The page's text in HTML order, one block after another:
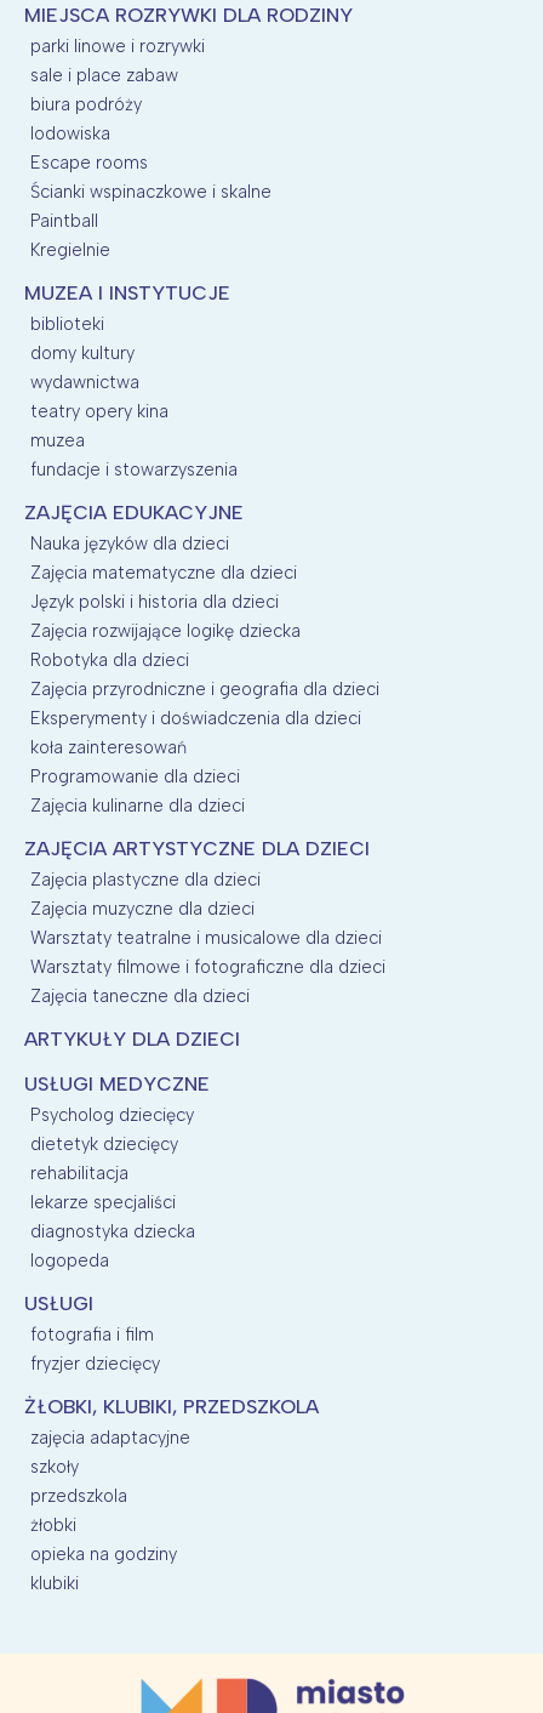
MIEJSCA ROZRYWKI DLA RODZINY
parki linowe i rozrywki
sale i place zabaw
biura podróży
lodowiska
Escape rooms
Ścianki wspinaczkowe i skalne
Paintball
Kregielnie
MUZEA I INSTYTUCJE
biblioteki
domy kultury
wydawnictwa
teatry opery kina
muzea
fundacje i stowarzyszenia
ZAJĘCIA EDUKACYJNE
Nauka języków dla dzieci
Zajęcia matematyczne dla dzieci
Język polski i historia dla dzieci
Zajęcia rozwijające logikę dziecka
Robotyka dla dzieci
Zajęcia przyrodniczne i geografia dla dzieci
Eksperymenty i doświadczenia dla dzieci
koła zainteresowań
Programowanie dla dzieci
Zajęcia kulinarne dla dzieci
ZAJĘCIA ARTYSTYCZNE DLA DZIECI
Zajęcia plastyczne dla dzieci
Zajęcia muzyczne dla dzieci
Warsztaty teatralne i musicalowe dla dzieci
Warsztaty filmowe i fotograficzne dla dzieci
Zajęcia taneczne dla dzieci
ARTYKUŁY DLA DZIECI
USŁUGI MEDYCZNE
Psycholog dziecięcy
dietetyk dziecięcy
rehabilitacja
lekarze specjaliści
diagnostyka dziecka
logopeda
USŁUGI
fotografia i film
fryzjer dziecięcy
ŻŁOBKI, KLUBIKI, PRZEDSZKOLA
zajęcia adaptacyjne
szkoły
przedszkola
żłobki
opieka na godziny
klubiki